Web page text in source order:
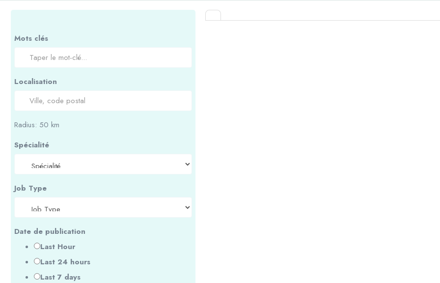
Mots clés
Localisation
Radius: 50 km
Spécialité
Job Type
Date de publication
Last Hour
Last 24 hours
Last 7 days